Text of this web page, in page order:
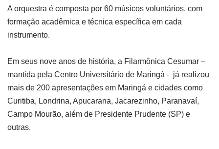
A orquestra é composta por 60 músicos voluntários, com
formação acadêmica e técnica específica em cada
instrumento.
Em seus nove anos de história, a Filarmônica Cesumar –
mantida pela Centro Universitário de Maringá - já realizou
mais de 200 apresentações em Maringá e cidades como
Curitiba, Londrina, Apucarana, Jacarezinho, Paranavaí,
Campo Mourão, além de Presidente Prudente (SP) e
outras.